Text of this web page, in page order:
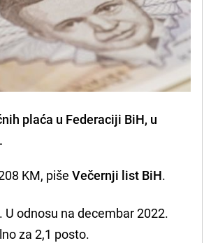
plaća u Federaciji BiH, u
KM, pišeVečernji list BiH.
odnosu na decembar 2022.
za 2,1 posto.